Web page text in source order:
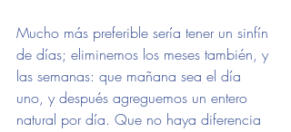
Mucho más preferible sería tener un sinfín
de días; eliminemos los meses también, y
las semanas: que mañana sea el día
uno, y después agreguemos un entero
natural por día. Que no haya diferencia